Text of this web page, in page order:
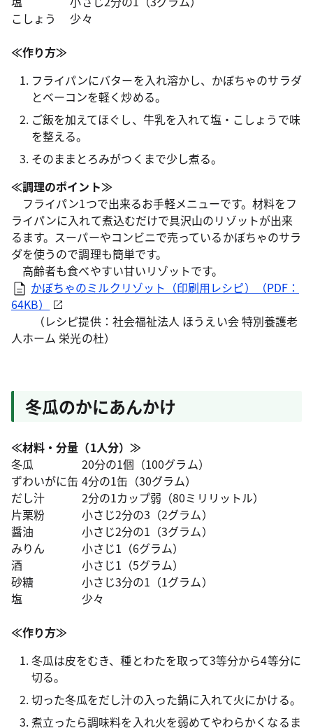
こしょう 少々
≪作り方≫
フライパンにバターを入れ溶かし、かぼちゃのサラダ
とベーコンを軽く炒める。
ご飯を加えてほぐし、牛乳を入れて塩・こしょうで味
を整える。
そのままとろみがつくまで少し煮る。
≪調理のポイント≫
フライパン1つで出来るお手軽メニューです。材料をフ
ライパンに入れて煮込むだけで具沢山のリゾットが出来
るます。スーパーやコンビニで売っているかぼちゃのサラ
ダを使うので調理も簡単です。
高齢者も食べやすい甘いリゾットです。
かぼちゃのミルクリゾット（印刷用レシピ）（PDF：
64KB）
（レシピ提供：社会福祉法人 ほうえい会 特別養護老
人ホーム 栄光の杜）
冬瓜のかにあんかけ
≪材料・分量（1人分）≫
冬瓜 20分の1個（100グラム）
ずわいがに缶 4分の1缶（30グラム）
だし汁 2分の1カップ弱（80ミリリットル）
片栗粉 小さじ2分の3（2グラム）
醤油 小さじ2分の1（3グラム）
みりん 小さじ1（6グラム）
酒 小さじ1（5グラム）
砂糖 小さじ3分の1（1グラム）
塩 少々
≪作り方≫
冬瓜は皮をむき、種とわたを取って3等分から4等分に
切る。
切った冬瓜をだし汁の入った鍋に入れて火にかける。
煮立ったら調味料を入れ火を弱めてやわらかくなるま